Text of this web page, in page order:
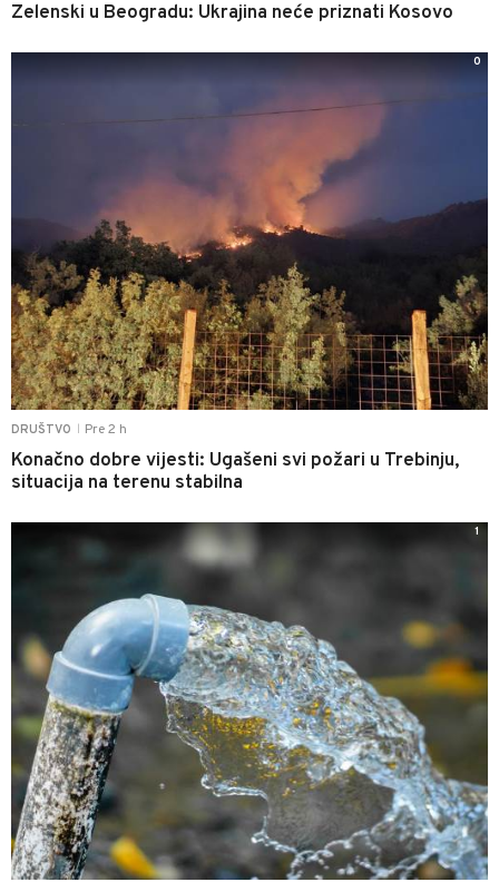
Zelenski u Beogradu: Ukrajina neće priznati Kosovo
DRUŠTVO Pre 2 h
Konačno dobre vijesti: Ugašeni svi požari u Trebinju,
situacija na terenu stabilna
0
1